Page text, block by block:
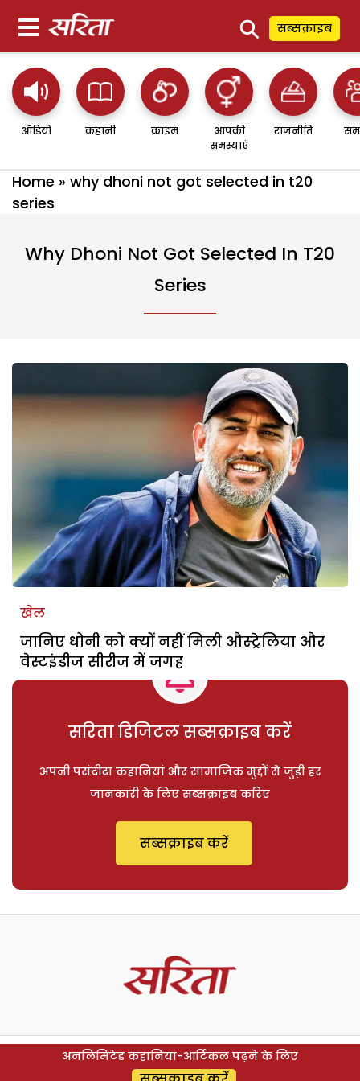
⚲ सब्सक्राइब
ऑडियो कहानी क्राइम
आपकी
समस्याएं
राजनीति
Home » why dhoni not got selected in t20
series
Why Dhoni Not Got Selected In T20
Series
खेल
जानिए धोनी को क्यों नहीं मिली औस्ट्रेलिया और
वेस्टइंडीज सीरीज में जगह
सरिता डिजिटल सब्सक्राइब करें
अपनी पसंदीदा कहानियां और सामाजिक मुद्दों से जुड़ी हर
जानकारी के लिए सब्सक्राइब करिए
सब्सक्राइब करें
अनलिमिटेड कहानियां-आर्टिकल पढ़ने के लिए